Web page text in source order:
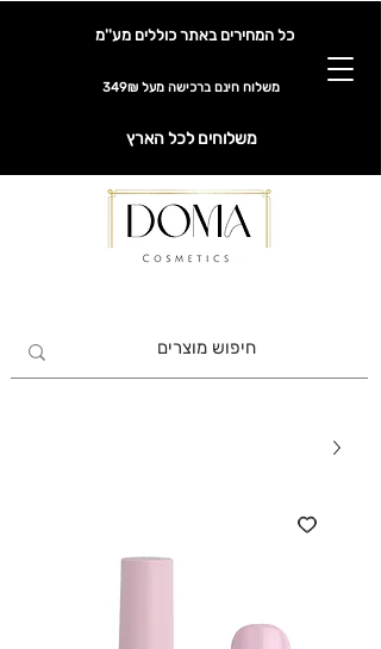
כל המחירים באתר כוללים מע''מ
משלוח חינם ברכישה מעל 349₪
משלוחים לכל הארץ